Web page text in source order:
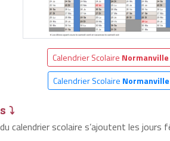
Calendrier Scolaire Normanville
Calendrier Scolaire Normanville
⤵
calendrier scolaire s’ajoutent les